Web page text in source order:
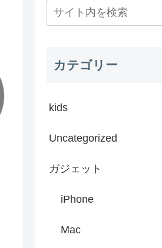
カテゴリー
kids
Uncategorized
ガジェット
iPhone
Mac